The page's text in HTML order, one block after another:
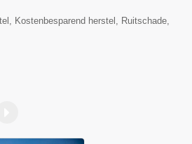
Kostenbesparend herstel, Ruitschade,